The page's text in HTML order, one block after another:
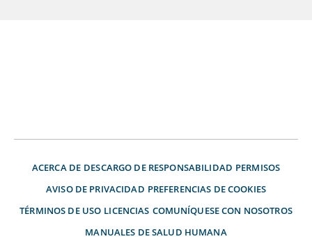
ACERCA DE DESCARGO DE RESPONSABILIDAD PERMISOS
AVISO DE PRIVACIDAD PREFERENCIAS DE COOKIES
TÉRMINOS DE USO LICENCIAS COMUNÍQUESE CON NOSOTROS
MANUALES DE SALUD HUMANA